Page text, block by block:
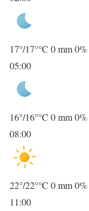
17°/17°°C 0 mm0%
05:00
16°/16°°C 0 mm0%
08:00
22°/22°°C 0 mm0%
11:00